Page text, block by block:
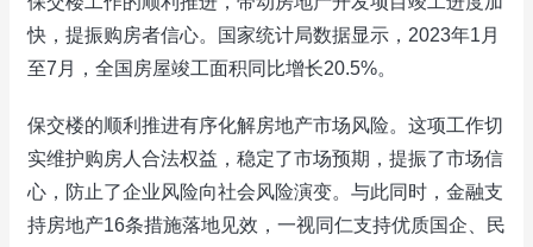
快，提振购房者信心。国家统计局数据显示，2023年1月
至7月，全国房屋竣工面积同比增长20.5%。
保交楼的顺利推进有序化解房地产市场风险。这项工作切
实维护购房人合法权益，稳定了市场预期，提振了市场信
心，防止了企业风险向社会风险演变。与此同时，金融支
持房地产16条措施落地见效，一视同仁支持优质国企、民